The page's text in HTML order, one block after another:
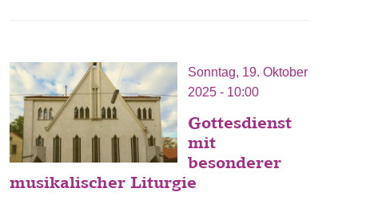
Sonntag, 19. Oktober
2025 - 10:00
Gottesdienst
mit
besonderer
musikalischer Liturgie